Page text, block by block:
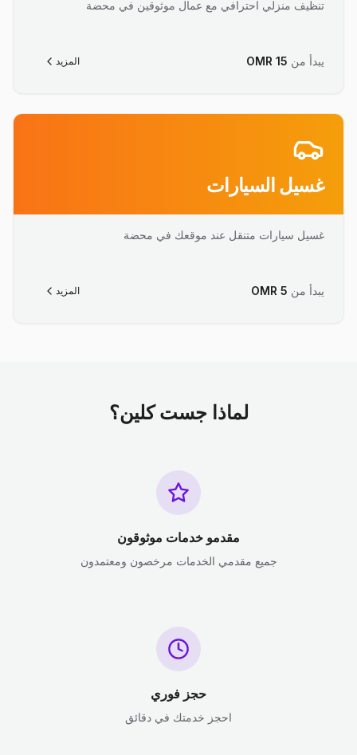
تنظيف منزلي احترافي مع عمال موثوقين في محضة
يبدأ من OMR 15 المزيد
غسيل السيارات
غسيل سيارات متنقل عند موقعك في محضة
يبدأ من OMR 5 المزيد
لماذا جست كلين؟
مقدمو خدمات موثوقون
جميع مقدمي الخدمات مرخصون ومعتمدون
حجز فوري
احجز خدمتك في دقائق